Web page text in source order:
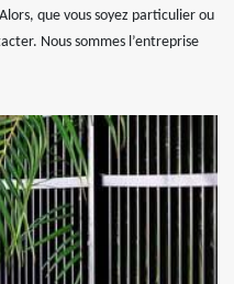
que vous soyez particulier ou
Nous sommes l’entreprise